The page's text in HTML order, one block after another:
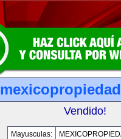
Vendido!
Mayusculas: